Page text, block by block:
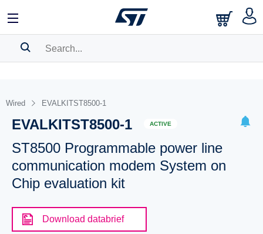
BOOKMARK
Please log into show your saved searches.
Wired EVALKITST8500-1
EVALKITST8500-1 ACTIVE
ST8500 Programmable power line
communication modem System on
Chip evaluation kit
Download databrief